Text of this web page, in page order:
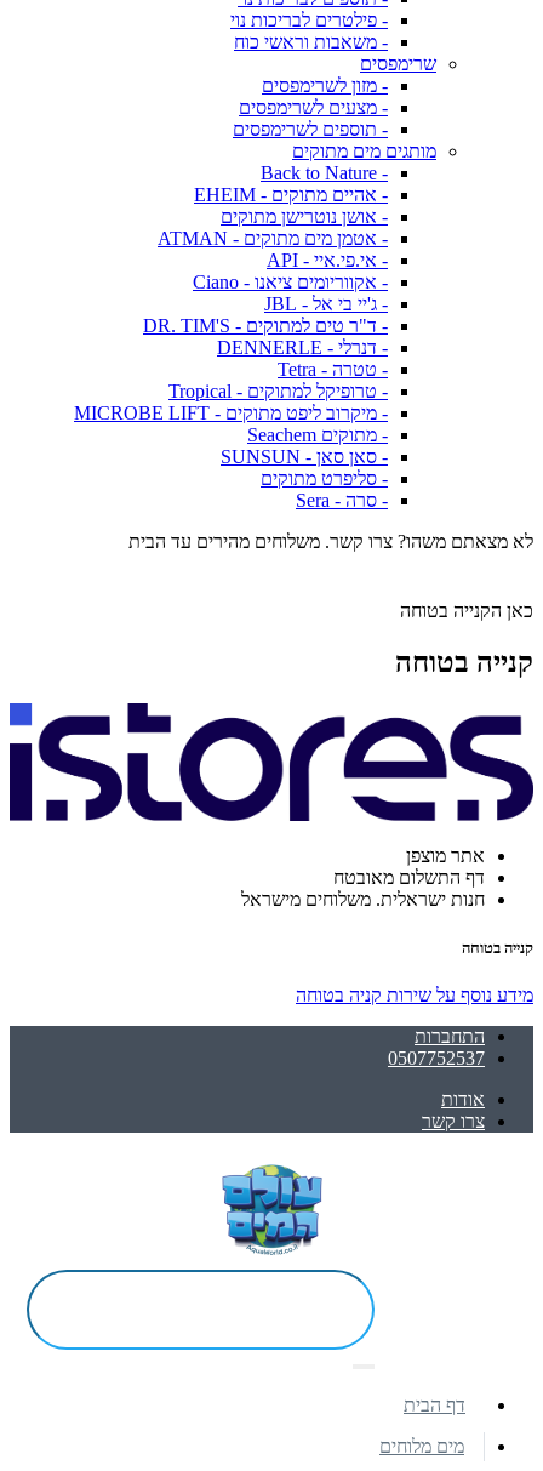
- פילטרים לבריכות נוי
- משאבות וראשי כוח
שרימפסים
- מזון לשרימפסים
- מצעים לשרימפסים
- תוספים לשרימפסים
מותגים מים מתוקים
- Back to Nature
- אהיים מתוקים - EHEIM
- אושן נוטרישן מתוקים
- אטמן מים מתוקים - ATMAN
- אי.פי.איי - API
- אקווריומים ציאנו - Ciano
- ג'יי בי אל - JBL
- ד"ר טים למתוקים - DR. TIM'S
- דנרלי - DENNERLE
- טטרה - Tetra
- טרופיקל למתוקים - Tropical
- מיקרוב ליפט מתוקים - MICROBE LIFT
- מתוקים Seachem
- סאן סאן - SUNSUN
- סליפרט מתוקים
- סרה - Sera
לא מצאתם משהו? צרו קשר. משלוחים מהירים עד הבית
כאן הקנייה בטוחה
קנייה בטוחה
אתר מוצפן
דף התשלום מאובטח
חנות ישראלית. משלוחים מישראל
קנייה בטוחה
מידע נוסף על שירות קניה בטוחה
התחברות
0507752537
אודות
צרו קשר
דף הבית
מים מלוחים